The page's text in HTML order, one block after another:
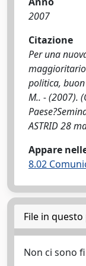
2007
Citazione
Per una
politica,
M.. - (2007).
ASTRID 28
Appare
8.02
File in
Non ci sono